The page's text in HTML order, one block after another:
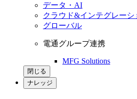
データ・AI
クラウド&インテグレーシ
グローバル
電通グループ連携
MFG Solutions
閉じる
ナレッジ